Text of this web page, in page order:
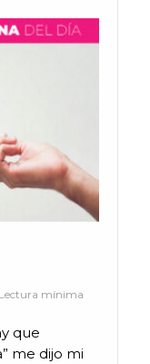
mínima
que
me dijo mi